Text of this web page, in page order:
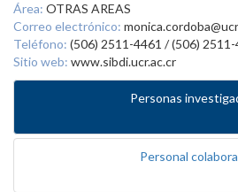
Área: OTRAS AREAS
Correo electrónico:
Teléfono: (506) 2511-4461 / (506)
Sitio web: www.sibdi.ucr.ac.cr
Personas
Personal